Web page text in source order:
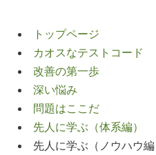
トップページ
カオスなテストコード
改善の第一歩
深い悩み
問題はここだ
先人に学ぶ（体系編）
先人に学ぶ（ノウハウ編